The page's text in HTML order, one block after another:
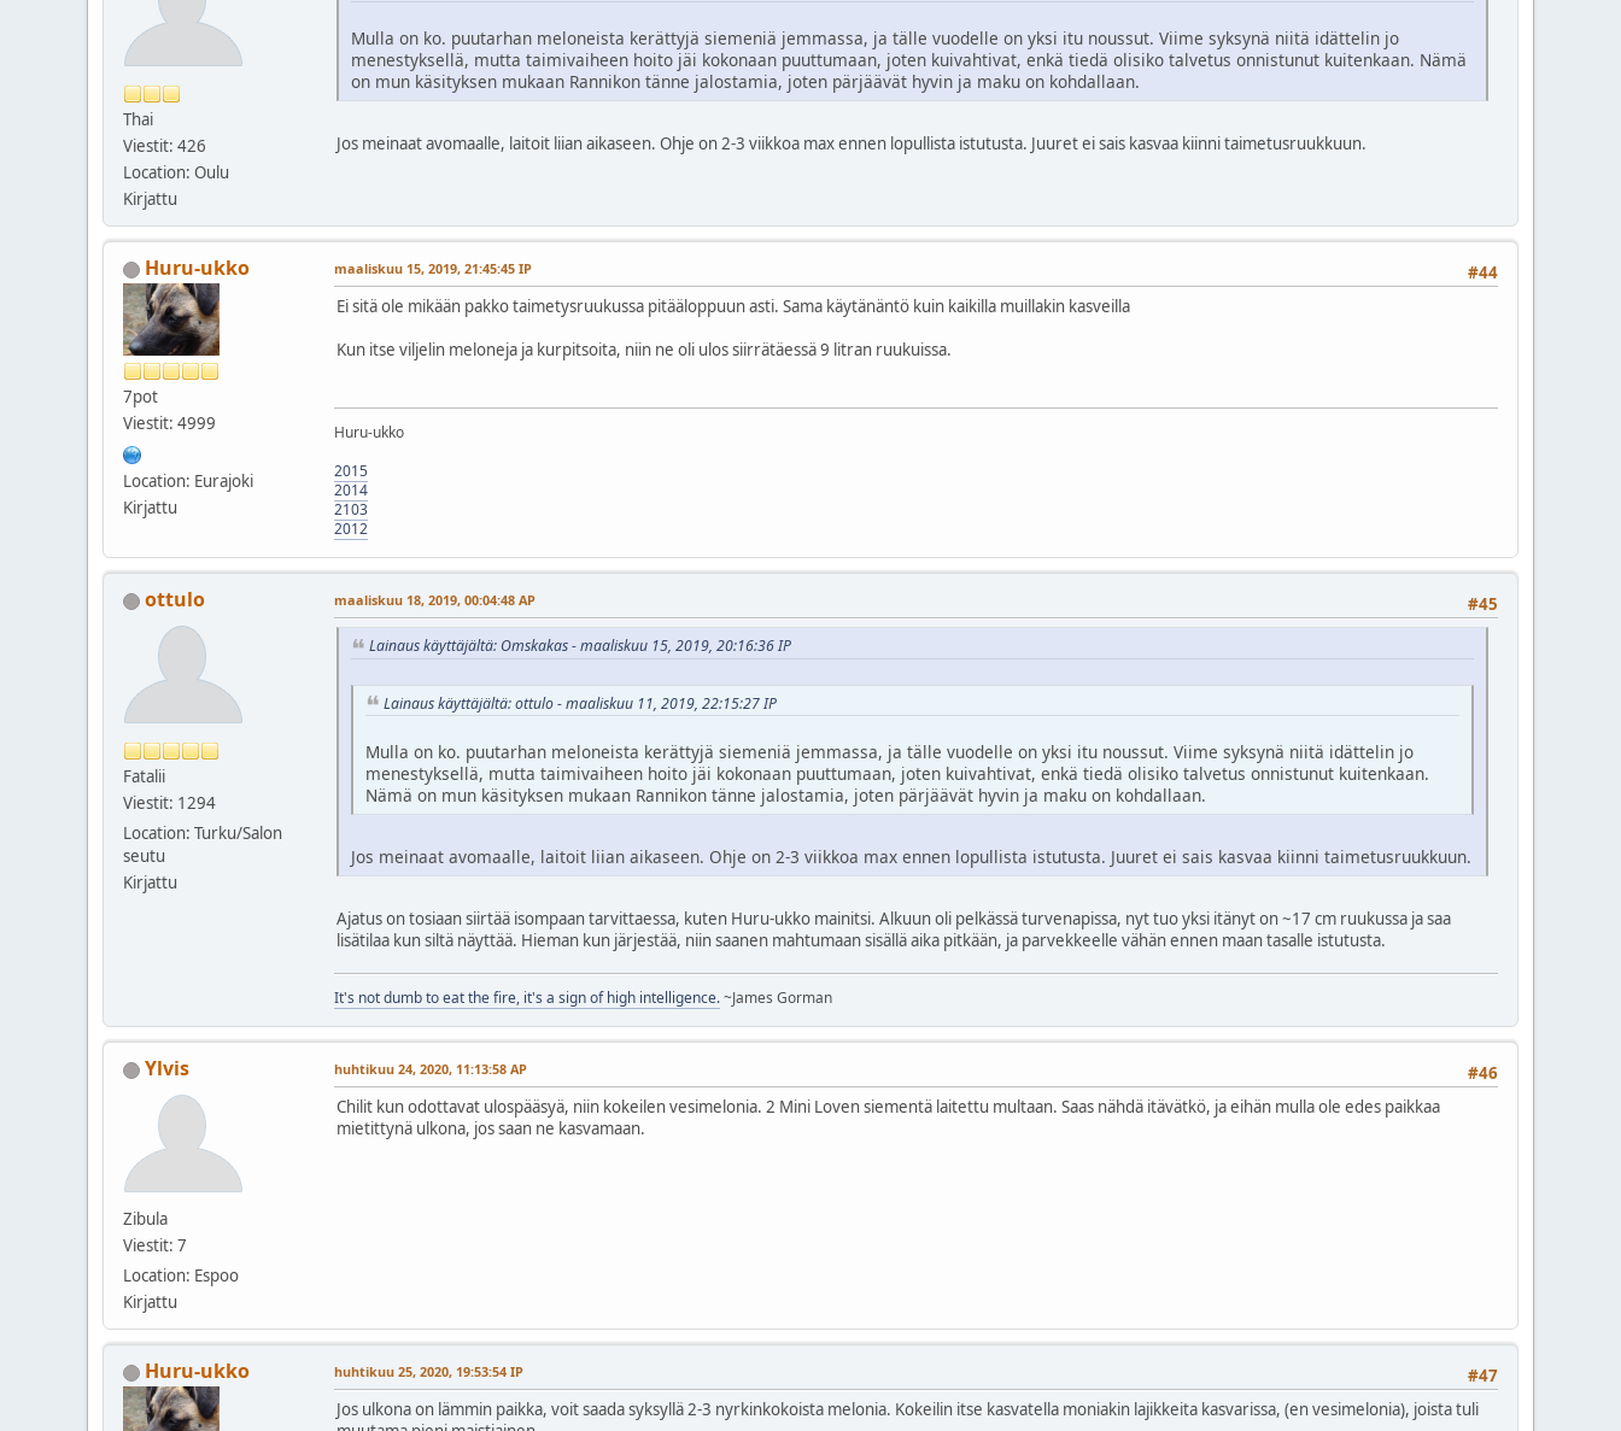
Thai
Viestit: 426
Location: Oulu
Kirjattu
Mulla on ko. puutarhan meloneista kerättyjä siemeniä jemmassa, ja tälle vuodelle on yksi itu noussut. Viime syksynä niitä idättelin jo
menestyksellä, mutta taimivaiheen hoito jäi kokonaan puuttumaan, joten kuivahtivat, enkä tiedä olisiko talvetus onnistunut kuitenkaan. Nämä
on mun käsityksen mukaan Rannikon tänne jalostamia, joten pärjäävät hyvin ja maku on kohdallaan.
Jos meinaat avomaalle, laitoit liian aikaseen. Ohje on 2-3 viikkoa max ennen lopullista istutusta. Juuret ei sais kasvaa kiinni taimetusruukkuun.
Huru-ukko
7pot
Viestit: 4999
Location: Eurajoki
Kirjattu
#44
maaliskuu 15, 2019, 21:45:45 IP
Ei sitä ole mikään pakko taimetysruukussa pitääloppuun asti. Sama käytänäntö kuin kaikilla muillakin kasveilla
Kun itse viljelin meloneja ja kurpitsoita, niin ne oli ulos siirrätäessä 9 litran ruukuissa.
Huru-ukko
2015
2014
2103
2012
ottulo
Fatalii
Viestit: 1294
Location: Turku/Salon
seutu
Kirjattu
#45
maaliskuu 18, 2019, 00:04:48 AP
Lainaus käyttäjältä: Omskakas - maaliskuu 15, 2019, 20:16:36 IP
Lainaus käyttäjältä: ottulo - maaliskuu 11, 2019, 22:15:27 IP
Mulla on ko. puutarhan meloneista kerättyjä siemeniä jemmassa, ja tälle vuodelle on yksi itu noussut. Viime syksynä niitä idättelin jo
menestyksellä, mutta taimivaiheen hoito jäi kokonaan puuttumaan, joten kuivahtivat, enkä tiedä olisiko talvetus onnistunut kuitenkaan.
Nämä on mun käsityksen mukaan Rannikon tänne jalostamia, joten pärjäävät hyvin ja maku on kohdallaan.
Jos meinaat avomaalle, laitoit liian aikaseen. Ohje on 2-3 viikkoa max ennen lopullista istutusta. Juuret ei sais kasvaa kiinni taimetusruukkuun.
Ajatus on tosiaan siirtää isompaan tarvittaessa, kuten Huru-ukko mainitsi. Alkuun oli pelkässä turvenapissa, nyt tuo yksi itänyt on ~17 cm ruukussa ja saa
lisätilaa kun siltä näyttää. Hieman kun järjestää, niin saanen mahtumaan sisällä aika pitkään, ja parvekkeelle vähän ennen maan tasalle istutusta.
It's not dumb to eat the fire, it's a sign of high intelligence.~James Gorman
Ylvis
Zibula
Viestit: 7
Location: Espoo
Kirjattu
#46
huhtikuu 24, 2020, 11:13:58 AP
Chilit kun odottavat ulospääsyä, niin kokeilen vesimelonia. 2 Mini Loven siementä laitettu multaan. Saas nähdä itävätkö, ja eihän mulla ole edes paikkaa
mietittynä ulkona, jos saan ne kasvamaan.
Huru-ukko #47
huhtikuu 25, 2020, 19:53:54 IP
Jos ulkona on lämmin paikka, voit saada syksyllä 2-3 nyrkinkokoista melonia. Kokeilin itse kasvatella moniakin lajikkeita kasvarissa, (en vesimelonia), joista tuli